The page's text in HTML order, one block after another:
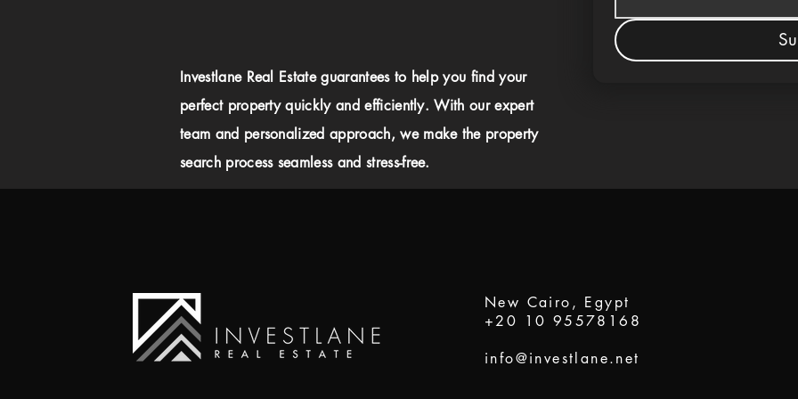
Investlane Real Estate guarantees to help you find your
perfect property quickly and efficiently. With our expert
team and personalized approach, we make the property
search process seamless and stress-free.
New Cairo, Egypt
+20 10 95578168
info@investlane.net